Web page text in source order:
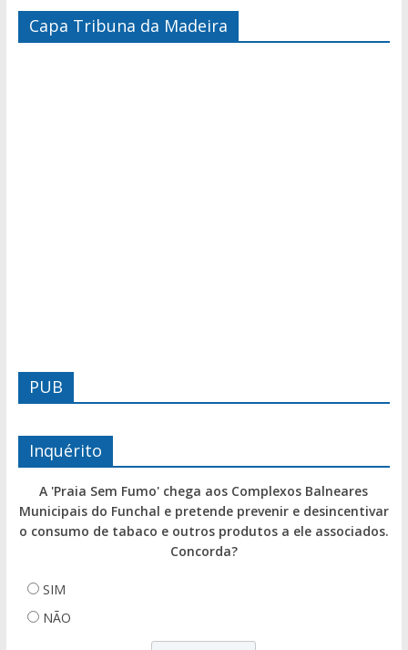
Capa Tribuna da Madeira
PUB
Inquérito
A 'Praia Sem Fumo' chega aos Complexos Balneares
Municipais do Funchal e pretende prevenir e desincentivar
o consumo de tabaco e outros produtos a ele associados.
Concorda?
SIM
NÃO